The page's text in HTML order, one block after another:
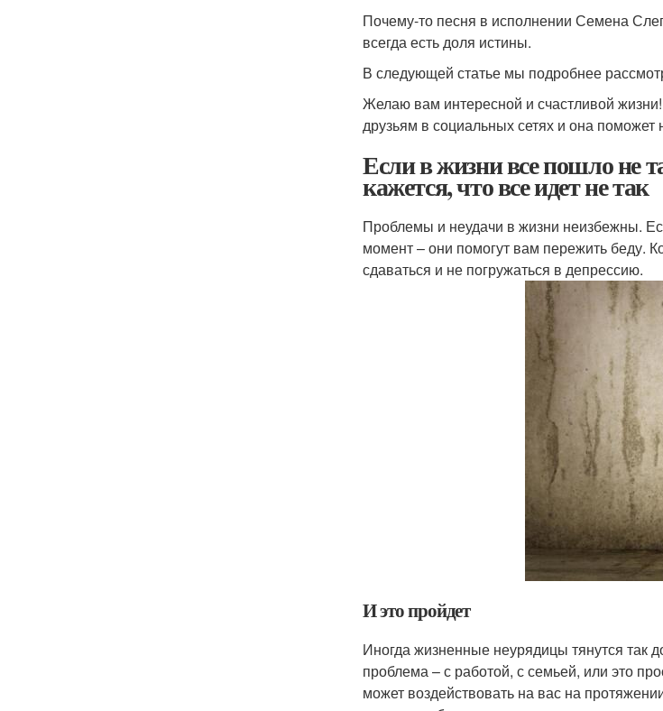
Почему-то песня в исполнении Семена
всегда есть доля истины.
В следующей статье мы подробнее
Желаю вам интересной и счастливой
друзьям в социальных сетях и она поможет
Если в жизни все пошло не
кажется, что все идет не так
Проблемы и неудачи в жизни неизбежны.
момент – они помогут вам пережить беду.
сдаваться и не погружаться в депрессию.
И это пройдет
Иногда жизненные неурядицы тянутся так
проблема – с работой, с семьей, или это
может воздействовать на вас на